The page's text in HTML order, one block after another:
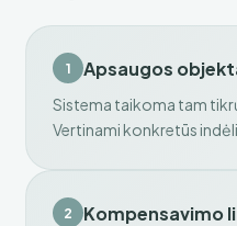
1 Apsaugos
Sistema taikoma tam
Vertinami konkretūs
2 Kompensavimo